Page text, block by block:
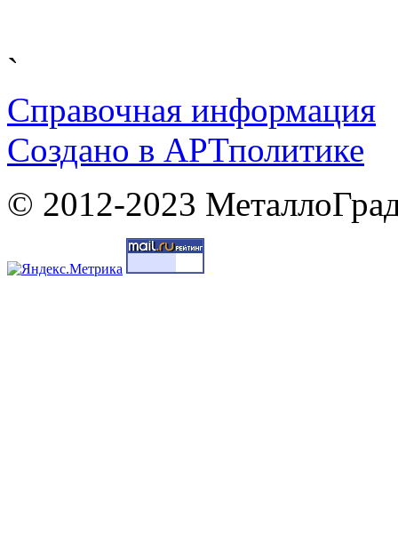
`
Справочная информация
Cоздано в АРТполитике
© 2012-2023